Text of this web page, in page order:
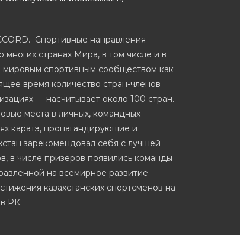
Спортивные направления
странах Мира, в том числе и в
мировым спортивным сообществом как
время количество стран-членов
— насчитывает около 100 стран.
места в личных, командных
каратэ, пропагандирующие и
зарекомендовал себя с лучшей
в числе призеров появились команды
на всемирное развитие
казахстанских спортсменов на
РК.